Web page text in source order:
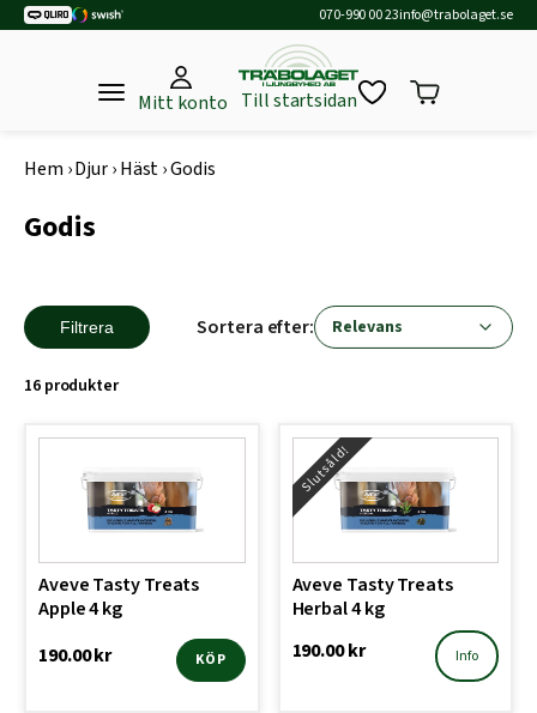
070-990 00 23info@trabolaget.se
Mitt konto Till startsidan
Hem ›Djur›Häst›Godis
Godis
Filtrera Sortera efter:
16 produkter
Aveve Tasty Treats
Apple 4 kg
190.00kr KÖP
Slutsåld!
Aveve Tasty Treats
Herbal 4 kg
190.00kr Info